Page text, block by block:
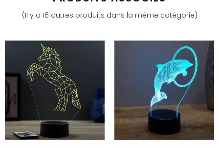
(Il y a 16 autres produits dans la même catégorie)